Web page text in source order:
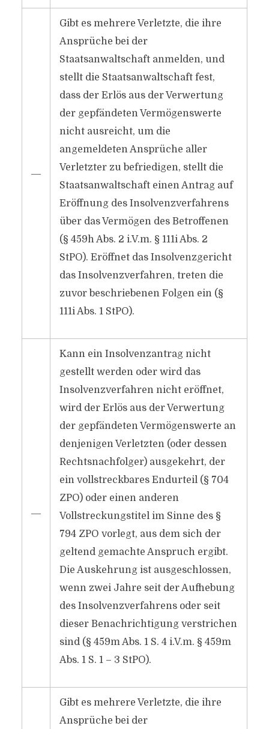
―
Gibt es mehrere Verletzte, die ihre
Ansprüche bei der
Staatsanwaltschaft anmelden, und
stellt die Staatsanwaltschaft fest,
dass der Erlös aus der Verwertung
der gepfändeten Vermögenswerte
nicht ausreicht, um die
angemeldeten Ansprüche aller
Verletzter zu befriedigen, stellt die
Staatsanwaltschaft einen Antrag auf
Eröffnung des Insolvenzverfahrens
über das Vermögen des Betroffenen
(§ 459h Abs. 2 i.V.m. § 111i Abs. 2
StPO). Eröffnet das Insolvenzgericht
das Insolvenzverfahren, treten die
zuvor beschriebenen Folgen ein (§
111i Abs. 1 StPO).
―
Kann ein Insolvenzantrag nicht
gestellt werden oder wird das
Insolvenzverfahren nicht eröffnet,
wird der Erlös aus der Verwertung
der gepfändeten Vermögenswerte an
denjenigen Verletzten (oder dessen
Rechtsnachfolger) ausgekehrt, der
ein vollstreckbares Endurteil (§ 704
ZPO) oder einen anderen
Vollstreckungstitel im Sinne des §
794 ZPO vorlegt, aus dem sich der
geltend gemachte Anspruch ergibt.
Die Auskehrung ist ausgeschlossen,
wenn zwei Jahre seit der Aufhebung
des Insolvenzverfahrens oder seit
dieser Benachrichtigung verstrichen
sind (§ 459m Abs. 1 S. 4 i.V.m. § 459m
Abs. 1 S. 1 – 3 StPO).
Gibt es mehrere Verletzte, die ihre
Ansprüche bei der